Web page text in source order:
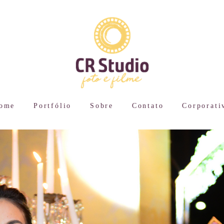
Portfólio Sobre Contato